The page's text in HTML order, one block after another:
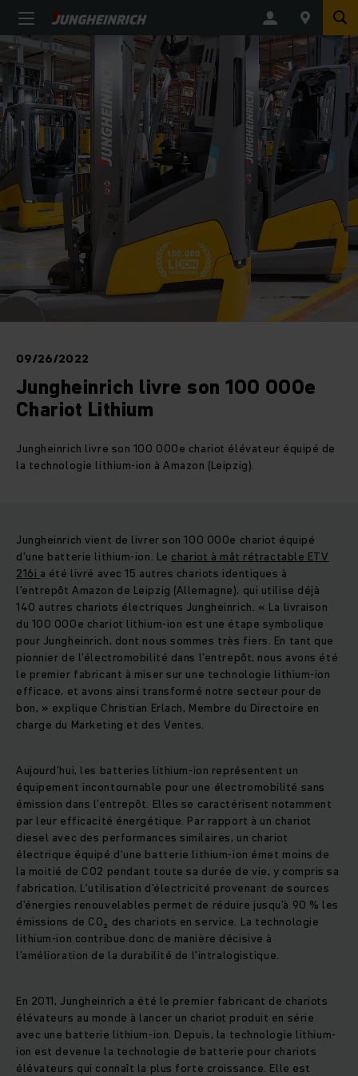
09/26/2022
Jungheinrich livre son 100 000e
Chariot Lithium
Jungheinrich livre son 100 000e chariot élévateur équipé de
la technologie lithium-ion à Amazon (Leipzig).
Jungheinrich vient de livrer son 100 000e chariot équipé
d’une batterie lithium-ion. Le chariot à mât rétractable ETV
216i a été livré avec 15 autres chariots identiques à
l’entrepôt Amazon de Leipzig (Allemagne), qui utilise déjà
140 autres chariots électriques Jungheinrich. « La livraison
du 100 000e chariot lithium-ion est une étape symbolique
pour Jungheinrich, dont nous sommes très fiers. En tant que
pionnier de l’électromobilité dans l’entrepôt, nous avons été
le premier fabricant à miser sur une technologie lithium-ion
efficace, et avons ainsi transformé notre secteur pour de
bon, » explique Christian Erlach, Membre du Directoire en
charge du Marketing et des Ventes.
Aujourd’hui, les batteries lithium-ion représentent un
équipement incontournable pour une électromobilité sans
émission dans l’entrepôt. Elles se caractérisent notamment
par leur efficacité énergétique. Par rapport à un chariot
diesel avec des performances similaires, un chariot
électrique équipé d’une batterie lithium-ion émet moins de
la moitié de CO2 pendant toute sa durée de vie, y compris sa
fabrication. L’utilisation d’électricité provenant de sources
d’énergies renouvelables permet de réduire jusqu’à 90 % les
émissions de CO₂ des chariots en service. La technologie
lithium-ion contribue donc de manière décisive à
l’amélioration de la durabilité de l’intralogistique.
En 2011, Jungheinrich a été le premier fabricant de chariots
élévateurs au monde à lancer un chariot produit en série
avec une batterie lithium-ion. Depuis, la technologie lithium-
ion est devenue la technologie de batterie pour chariots
élévateurs qui connaît la plus forte croissance. Elle est